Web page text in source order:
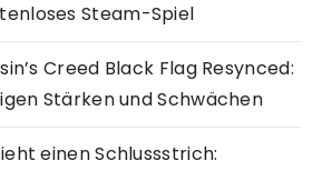
Steam-Spiel
Creed Black Flag Resynced:
Stärken und Schwächen
einen Schlussstrich: